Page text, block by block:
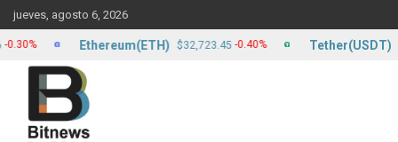
Skip
to
content
jueves, agosto 6, 2026
Ethereum(ETH) $32,723.45 -0.40% Tether(USDT)